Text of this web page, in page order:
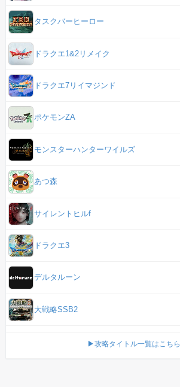
タスクバーヒーロー
ドラクエ1&2リメイク
ドラクエ7リイマジンド
ポケモンZA
モンスターハンターワイルズ
あつ森
サイレントヒルf
ドラクエ3
デルタルーン
大戦略SSB2
▶攻略タイトル一覧はこちら